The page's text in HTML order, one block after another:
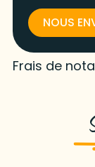
NOUS
Frais de